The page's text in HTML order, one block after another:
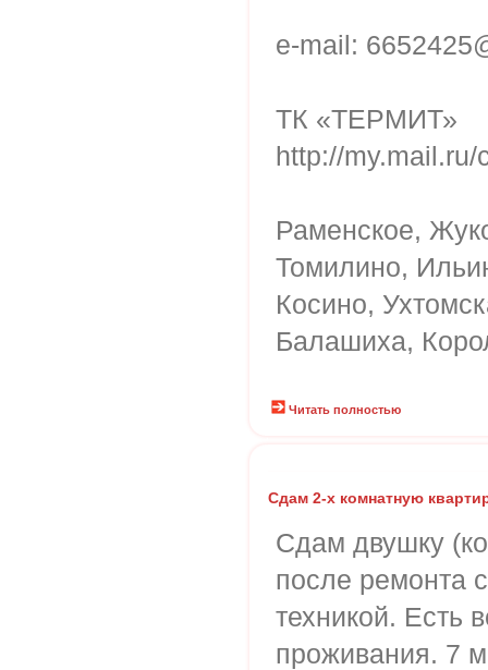
e-mail:
ТК «ТЕРМИТ»
http://
Раменское,
Томилино,
Косино,
Балашиха,
Читать полностью
Сдам 2-х комнатную
Сдам двушку
после ремонта
техникой. Есть
проживания. 7